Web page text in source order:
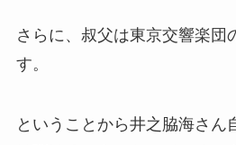
さらに、叔父は東京交響楽団
す。
ということから井之脇海さん